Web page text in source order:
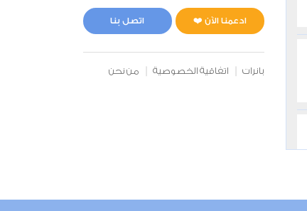
ادعمنا الآن ❤️ اتصل بنا
بانرات اتفاقية الخصوصية من نحن